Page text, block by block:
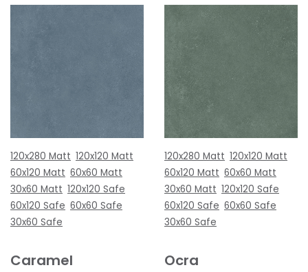
120x280 Matt 120x120 Matt
60x120 Matt 60x60 Matt
30x60 Matt 120x120 Safe
60x120 Safe 60x60 Safe
30x60 Safe
120x280 Matt 120x120 Matt
60x120 Matt 60x60 Matt
30x60 Matt 120x120 Safe
60x120 Safe 60x60 Safe
30x60 Safe
Caramel Ocra